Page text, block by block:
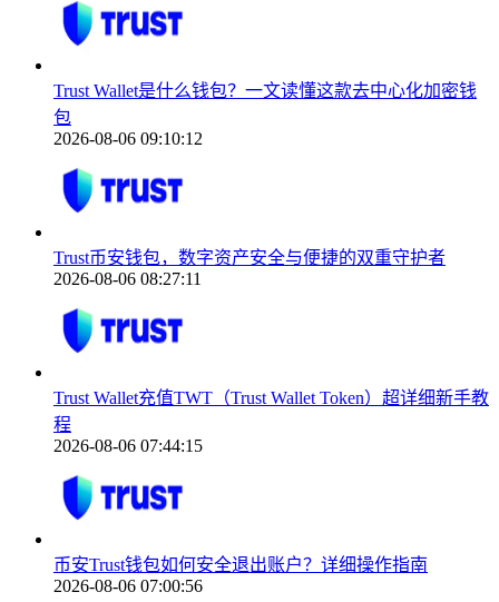
Trust Wallet是什么钱包？一文读懂这款去中心化加密钱
包
2026-08-06 09:10:12
Trust币安钱包，数字资产安全与便捷的双重守护者
2026-08-06 08:27:11
Trust Wallet充值TWT（Trust Wallet Token）超详细新手教
程
2026-08-06 07:44:15
币安Trust钱包如何安全退出账户？详细操作指南
2026-08-06 07:00:56